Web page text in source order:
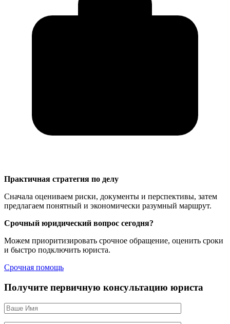
Практичная стратегия по делу
Сначала оцениваем риски, документы и перспективы, затем
предлагаем понятный и экономически разумный маршрут.
Срочный юридический вопрос сегодня?
Можем приоритизировать срочное обращение, оценить сроки
и быстро подключить юриста.
Срочная помощь
Получите первичную консультацию юриста